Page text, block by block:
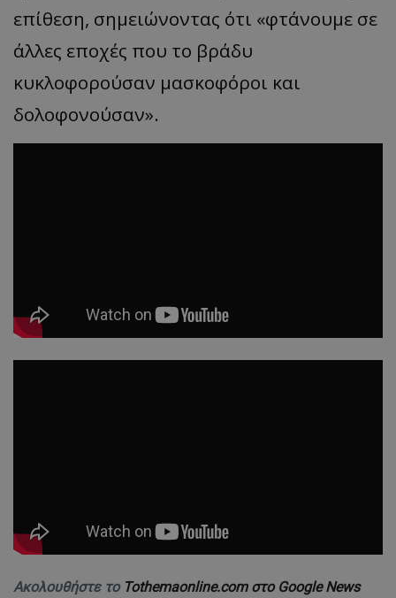
επίθεση, σημειώνοντας ότι «φτάνουμε σε
άλλες εποχές που το βράδυ
κυκλοφορούσαν μασκοφόροι και
δολοφονούσαν».
Ακολουθήστε το Tothemaonline.com στο Google News